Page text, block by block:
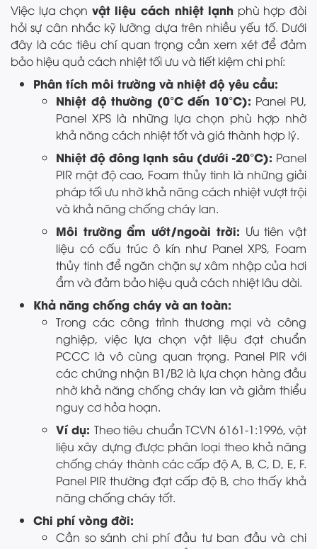
Việc lựa chọn vật liệu cách nhiệt lạnh phù hợp đòi
hỏi sự cân nhắc kỹ lưỡng dựa trên nhiều yếu tố. Dưới
đây là các tiêu chí quan trọng cần xem xét để đảm
bảo hiệu quả cách nhiệt tối ưu và tiết kiệm chi phí:
Phân tích môi trường và nhiệt độ yêu cầu:
Nhiệt độ thường (0°C đến 10°C): Panel PU,
Panel XPS là những lựa chọn phù hợp nhờ
khả năng cách nhiệt tốt và giá thành hợp lý.
Nhiệt độ đông lạnh sâu (dưới -20°C): Panel
PIR mật độ cao, Foam thủy tinh là những giải
pháp tối ưu nhờ khả năng cách nhiệt vượt trội
và khả năng chống cháy lan.
Môi trường ẩm ướt/ngoài trời: Ưu tiên vật
liệu có cấu trúc ô kín như Panel XPS, Foam
thủy tinh để ngăn chặn sự xâm nhập của hơi
ẩm và đảm bảo hiệu quả cách nhiệt lâu dài.
Khả năng chống cháy và an toàn:
Trong các công trình thương mại và công
nghiệp, việc lựa chọn vật liệu đạt chuẩn
PCCC là vô cùng quan trọng. Panel PIR với
các chứng nhận B1/B2 là lựa chọn hàng đầu
nhờ khả năng chống cháy lan và giảm thiểu
nguy cơ hỏa hoạn.
Ví dụ: Theo tiêu chuẩn TCVN 6161-1:1996, vật
liệu xây dựng được phân loại theo khả năng
chống cháy thành các cấp độ A, B, C, D, E, F.
Panel PIR thường đạt cấp độ B, cho thấy khả
năng chống cháy tốt.
Chi phí vòng đời:
Cần so sánh chi phí đầu tư ban đầu và chi